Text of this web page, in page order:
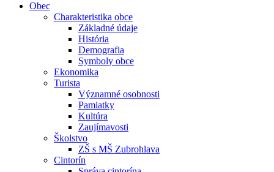
Obec
Charakteristika obce
Základné údaje
História
Demografia
Symboly obce
Ekonomika
Turista
Významné osobnosti
Pamiatky
Kultúra
Zaujímavosti
Školstvo
ZŠ s MŠ Zubrohlava
Cintorín